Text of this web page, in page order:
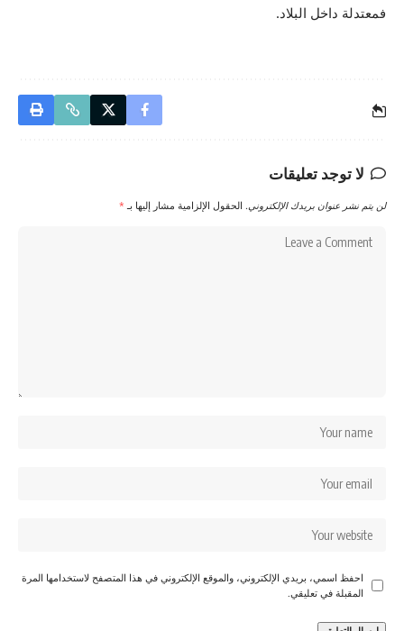
فمعتدلة داخل البلاد.
لا توجد تعليقات
لن يتم نشر عنوان بريدك الإلكتروني. الحقول الإلزامية مشار إليها بـ *
احفظ اسمي، بريدي الإلكتروني، والموقع الإلكتروني في هذا المتصفح لاستخدامها المرة
المقبلة في تعليقي.